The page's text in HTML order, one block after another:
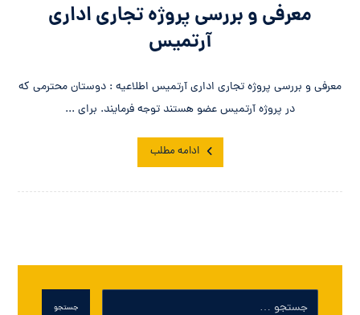
معرفی و بررسی پروژه تجاری اداری
آرتمیس
معرفی و بررسی پروژه تجاری اداری آرتمیس اطلاعیه : دوستان محترمی که
در پروژه آرتمیس عضو هستند توجه فرمایند. برای ...
ادامه مطلب
جستجو